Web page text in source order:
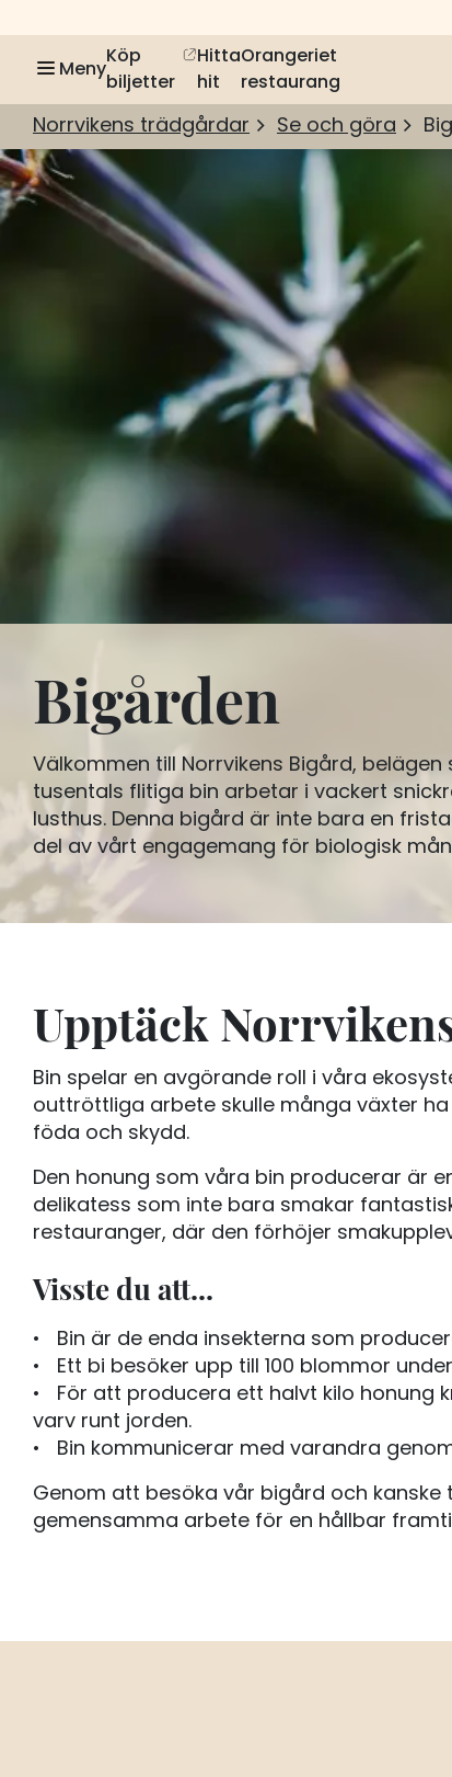
MenyKöp
biljetter
Hitta
hit
Orangeriet
restaurang
Norrvikens trädgårdar Se och göra
Bigården
Välkommen till Norrvikens Bigård,
tusentals flitiga bin arbetar i vackert
lusthus. Denna bigård är inte bara en
del av vårt engagemang för biologisk
Upptäck
Bin spelar en avgörande roll i våra
outtröttliga arbete skulle många växter
föda och skydd.
Den honung som våra bin producerar är
delikatess som inte bara smakar
restauranger, där den förhöjer
Visste du att...
• Bin är de enda insekterna som
• Ett bi besöker upp till 100 blommor
• För att producera ett halvt kilo honung
varv runt jorden.
• Bin kommunicerar med varandra
Genom att besöka vår bigård och
gemensamma arbete för en hållbar